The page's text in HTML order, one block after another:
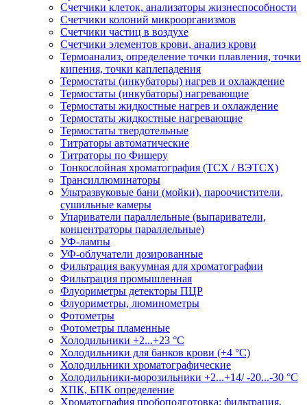
Счетчики клеток, анализаторы жизнеспособности
Счетчики колоний микроорганизмов
Счетчики частиц в воздухе
Счетчики элементов крови, анализ крови
Термоанализ, определение точки плавления, точки
кипения, точки каплепадения
Термостаты (инкубаторы) нагрев и охлаждение
Термостаты (инкубаторы) нагревающие
Термостаты жидкостные нагрев и охлаждение
Термостаты жидкостные нагревающие
Термостаты твердотельные
Титраторы автоматические
Титраторы по Фишеру
Тонкослойная хроматография (ТСХ / ВЭТСХ)
Трансиллюминаторы
Ультразвуковые бани (мойки), пароочистители,
сушильные камеры
Упариватели параллельные (выпариватели,
концентраторы параллельные)
УФ-лампы
УФ-облучатели дозированные
Фильтрация вакуумная для хроматографии
Фильтрация промышленная
Флуориметры детекторы ПЦР
Флуориметры, люминометры
Фотометры
Фотометры пламенные
Холодильники +2...+23 °С
Холодильники для банков крови (+4 °С)
Холодильники хроматографические
Холодильники-морозильники +2...+14/ -20...-30 °C
ХПК, БПК определение
Хроматография пробоподготовка: фильтрация,